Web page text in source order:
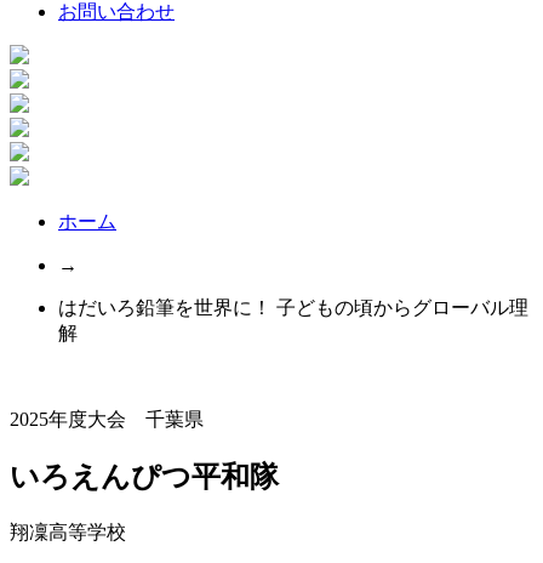
お問い合わせ
ホーム
→
はだいろ鉛筆を世界に！ 子どもの頃からグローバル理
解
2025年度大会 千葉県
いろえんぴつ平和隊
翔凜高等学校